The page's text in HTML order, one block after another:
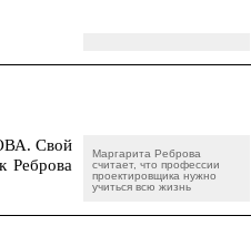
Маргарита Реброва
считает, что профессии
проектировщика нужно
учиться всю жизнь
Свой
Реброва